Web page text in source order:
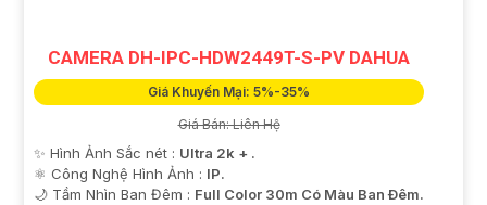
CAMERA DH-IPC-HDW2449T-S-PV DAHUA
Giá Khuyến Mại: 5%-35%
Giá Bán: Liên Hệ
✨ Hình Ảnh Sắc nét : Ultra 2k + .
⚛️ Công Nghệ Hình Ảnh : IP.
🌙 Tầm Nhìn Ban Đêm : Full Color 30m Có Màu Ban Ðêm.